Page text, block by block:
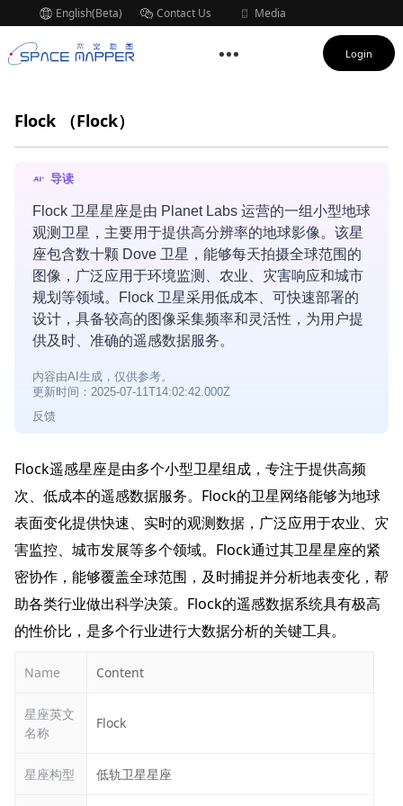
English(Beta) Contact Us
Media
Login
Flock （Flock）
导读
Flock 卫星星座是由 Planet Labs 运营的一组小型地球
观测卫星，主要用于提供高分辨率的地球影像。该星
座包含数十颗 Dove 卫星，能够每天拍摄全球范围的
图像，广泛应用于环境监测、农业、灾害响应和城市
规划等领域。Flock 卫星采用低成本、可快速部署的
设计，具备较高的图像采集频率和灵活性，为用户提
供及时、准确的遥感数据服务。
内容由AI生成，仅供参考。
更新时间：2025-07-11T14:02:42.000Z
反馈
Flock遥感星座是由多个小型卫星组成，专注于提供高频
次、低成本的遥感数据服务。Flock的卫星网络能够为地球
表面变化提供快速、实时的观测数据，广泛应用于农业、灾
害监控、城市发展等多个领域。Flock通过其卫星星座的紧
密协作，能够覆盖全球范围，及时捕捉并分析地表变化，帮
助各类行业做出科学决策。Flock的遥感数据系统具有极高
的性价比，是多个行业进行大数据分析的关键工具。
Name Content
星座英文
名称
Flock
星座构型 低轨卫星星座